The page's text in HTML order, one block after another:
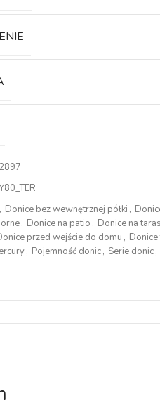
, Donice bez wewnętrznej półki ,
, Donice na patio , Donice na taras
przed wejście do domu ,
, Pojemność donic, Serie donic,